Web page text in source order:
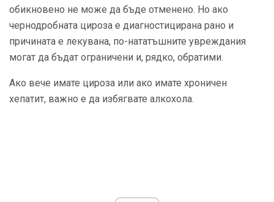
обикновено не може да бъде отменено. Но ако
чернодробната цироза е диагностицирана рано и
причината е лекувана, по-нататъшните увреждания
могат да бъдат ограничени и, рядко, обратими.
Ако вече имате цироза или ако имате хроничен
хепатит, важно е да избягвате алкохола.